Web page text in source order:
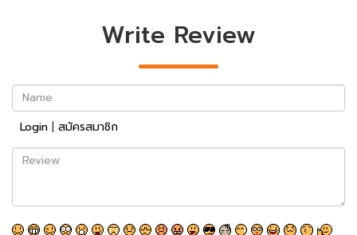
Write Review
Name
Login | สมัครสมาชิก
Review